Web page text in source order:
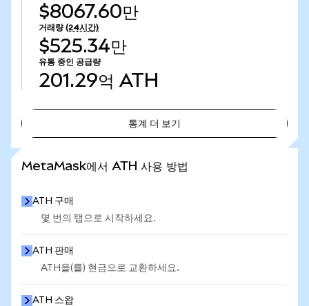
$8067.60만
거래량 (24시간)
$525.34만
유통 중인 공급량
201.29억 ATH
통계 더 보기
MetaMask에서 ATH 사용 방법
ATH 구매
몇 번의 탭으로 시작하세요.
ATH 판매
ATH을(를) 현금으로 교환하세요.
ATH 스왑